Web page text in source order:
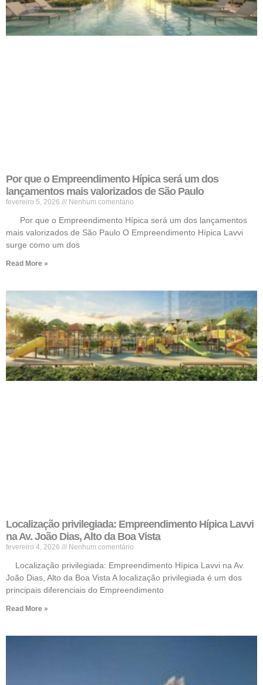
Por que o Empreendimento Hípica será um dos
lançamentos mais valorizados de São Paulo
fevereiro 5, 2026 Nenhum comentário
Por que o Empreendimento Hípica será um dos lançamentos
mais valorizados de São Paulo O Empreendimento Hípica Lavvi
surge como um dos
Read More »
Localização privilegiada: Empreendimento Hípica Lavvi
na Av. João Dias, Alto da Boa Vista
fevereiro 4, 2026 Nenhum comentário
Localização privilegiada: Empreendimento Hípica Lavvi na Av.
João Dias, Alto da Boa Vista A localização privilegiada é um dos
principais diferenciais do Empreendimento
Read More »